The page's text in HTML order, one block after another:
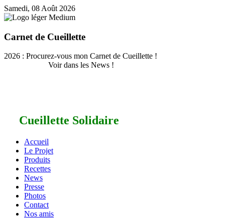
Samedi, 08 Août 2026
Carnet de Cueillette
2026 : Procurez-vous mon Carnet de Cueillette !
Voir dans les News !
Cueillette Solidaire
Accueil
Le Projet
Produits
Recettes
News
Presse
Photos
Contact
Nos amis